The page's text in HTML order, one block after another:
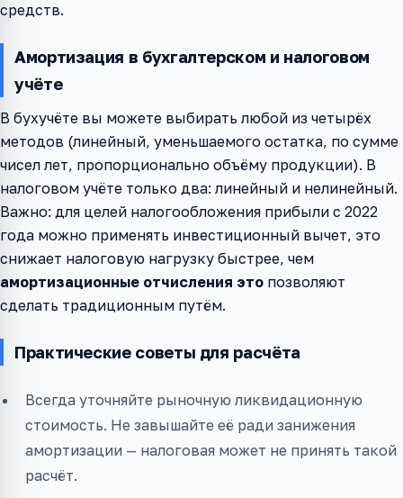
средств.
Амортизация в бухгалтерском и налоговом
учёте
В бухучёте вы можете выбирать любой из четырёх
методов (линейный, уменьшаемого остатка, по сумме
чисел лет, пропорционально объёму продукции). В
налоговом учёте только два: линейный и нелинейный.
Важно: для целей налогообложения прибыли с 2022
года можно применять инвестиционный вычет, это
снижает налоговую нагрузку быстрее, чем
амортизационные отчисления это позволяют
сделать традиционным путём.
Практические советы для расчёта
Всегда уточняйте рыночную ликвидационную
стоимость. Не завышайте её ради занижения
амортизации — налоговая может не принять такой
расчёт.